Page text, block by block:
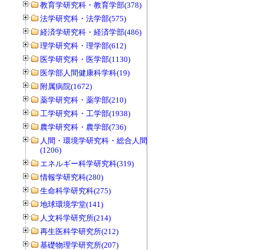
教育学研究科・教育学部(378)
法学研究科・法学部(575)
経済学研究科・経済学部(486)
理学研究科・理学部(612)
医学研究科・医学部(1130)
医学部人間健康科学科(19)
附属病院(1672)
薬学研究科・薬学部(210)
工学研究科・工学部(1938)
農学研究科・農学部(736)
人間・環境学研究科・総合人間学部
(1206)
エネルギー科学研究科(319)
情報学研究科(280)
生命科学研究科(275)
地球環境学堂(141)
人文科学研究所(214)
再生医科学研究所(212)
基礎物理学研究所(207)